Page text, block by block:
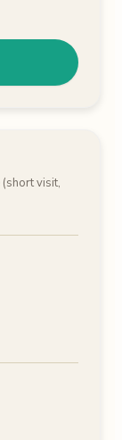
(short visit,